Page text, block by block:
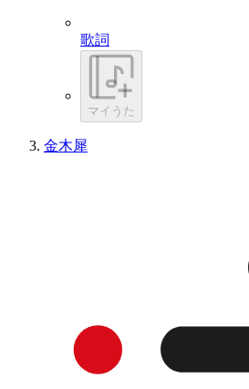
歌詞
マイうた
金木犀